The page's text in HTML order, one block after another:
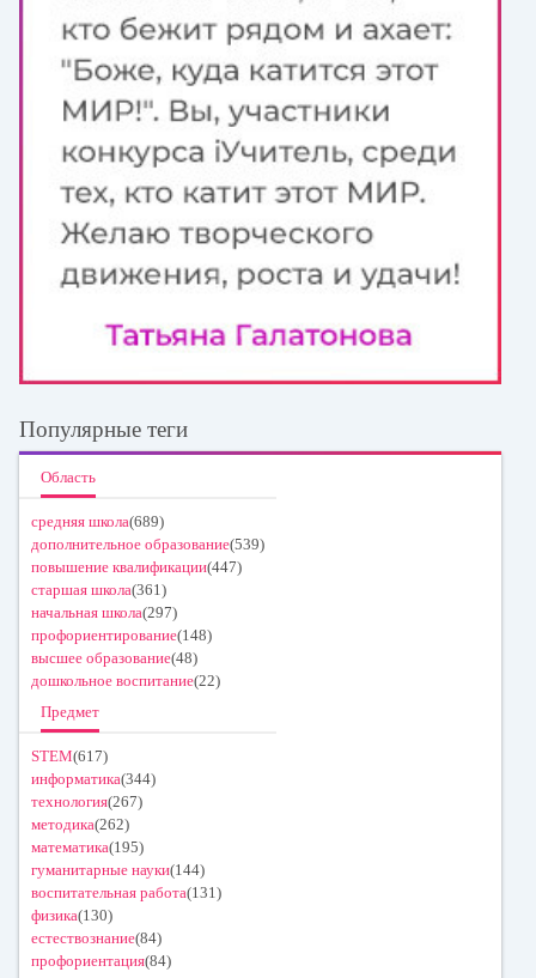
Популярные теги
Область
средняя школа(689)
дополнительное образование(539)
повышение квалификации(447)
старшая школа(361)
начальная школа(297)
профориентирование(148)
высшее образование(48)
дошкольное воспитание(22)
Предмет
STEM(617)
информатика(344)
технология(267)
методика(262)
математика(195)
гуманитарные науки(144)
воспитательная работа(131)
физика(130)
естествознание(84)
профориентация(84)